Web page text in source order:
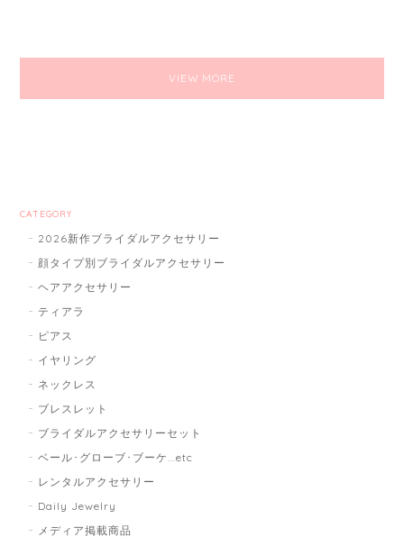
VIEW MORE
CATEGORY
2026新作ブライダルアクセサリー
顔タイプ別ブライダルアクセサリー
ヘアアクセサリー
ティアラ
ピアス
イヤリング
ネックレス
ブレスレット
ブライダルアクセサリーセット
ベール･グローブ･ブーケ...etc
レンタルアクセサリー
Daily Jewelry
メディア掲載商品